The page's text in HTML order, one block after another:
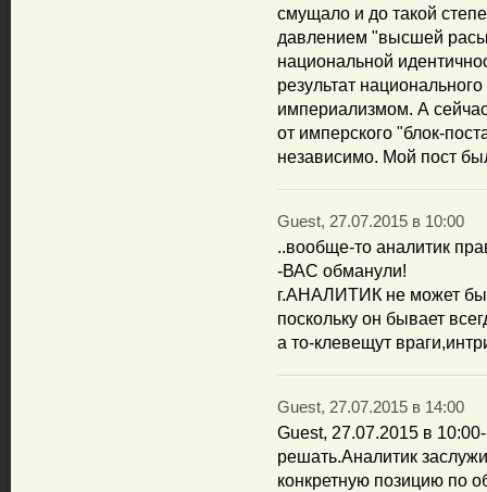
смущало и до такой
давлением "высшей
национальной
результат
империализмом. А
от имперского "блок-
независимо. Мой пост
Guest, 27.07.2015 в 10:00
..вообще-то аналитик
-ВАС обманули!
г.АНАЛИТИК не может
поскольку он бывает
а то-клевещут
Guest, 27.07.2015 в 14:00
Guest, 27.07.2015 в
решать.Аналитик
конкретную позицию по